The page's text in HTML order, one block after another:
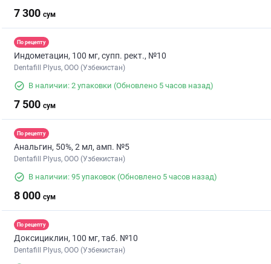
7 300 сум
По рецепту
Индометацин, 100 мг, супп. рект., №10
Dentafill Plyus, ООО (Узбекистан)
В наличии: 2 упаковки (Обновлено 5 часов назад)
7 500 сум
По рецепту
Анальгин, 50%, 2 мл, амп. №5
Dentafill Plyus, ООО (Узбекистан)
В наличии: 95 упаковок (Обновлено 5 часов назад)
8 000 сум
По рецепту
Доксициклин, 100 мг, таб. №10
Dentafill Plyus, ООО (Узбекистан)